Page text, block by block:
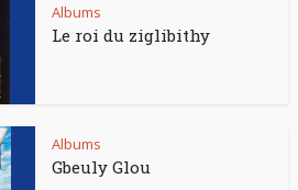
Albums
Le roi du ziglibithy
Albums
Gbeuly Glou